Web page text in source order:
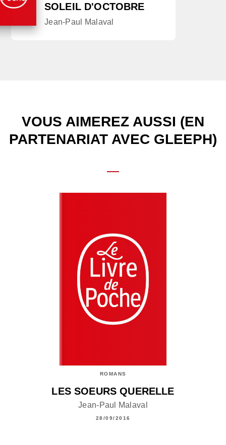
SOLEIL D'OCTOBRE
Jean-Paul Malaval
VOUS AIMEREZ AUSSI (EN
PARTENARIAT AVEC GLEEPH)
ROMANS
LES SOEURS QUERELLE
Jean-Paul Malaval
28/09/2016